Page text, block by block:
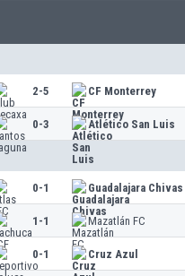
2-5 CF Monterrey
0-3 Atlético San Luis
0-1 Guadalajara Chivas
1-1 Mazatlán FC
0-1 Cruz Azul